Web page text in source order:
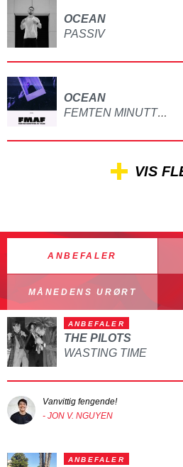
OCEAN
PASSIV
OCEAN
FEMTEN MINUTTER AV FAME
VIS
ANBEFALER
MÅNEDENS URØRT
ANBEFALER
THE PILOTS
WASTING TIME
Vanvittig fengende!
- JON V. NGUYEN
ANBEFALER